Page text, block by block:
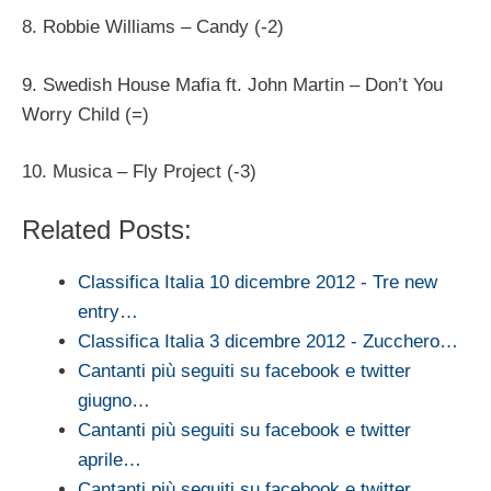
8. Robbie Williams – Candy (-2)
9. Swedish House Mafia ft. John Martin – Don’t You
Worry Child (=)
10. Musica – Fly Project (-3)
Related Posts:
Classifica Italia 10 dicembre 2012 - Tre new
entry…
Classifica Italia 3 dicembre 2012 - Zucchero…
Cantanti più seguiti su facebook e twitter
giugno…
Cantanti più seguiti su facebook e twitter
aprile…